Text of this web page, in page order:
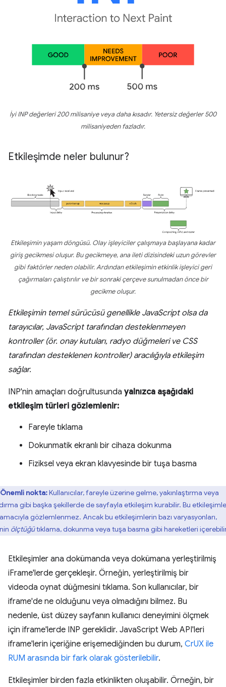
İyi INP değerleri 200 milisaniye veya daha kısadır. Yetersiz değerler 500
milisaniyeden fazladır.
Etkileşimde neler bulunur?
Etkileşimin yaşam döngüsü. Olay işleyiciler çalışmaya başlayana kadar
giriş gecikmesi oluşur. Bu gecikmeye, ana ileti dizisindeki uzun görevler
gibi faktörler neden olabilir. Ardından etkileşimin etkinlik işleyici geri
çağırmaları çalıştırılır ve bir sonraki çerçeve sunulmadan önce bir
gecikme oluşur.
Etkileşimin temel sürücüsü genellikle JavaScript olsa da
tarayıcılar, JavaScript tarafından desteklenmeyen
kontroller (ör. onay kutuları, radyo düğmeleri ve CSS
tarafından desteklenen kontroller) aracılığıyla etkileşim
sağlar.
INP'nin amaçları doğrultusunda yalnızca aşağıdaki
etkileşim türleri gözlemlenir:
Fareyle tıklama
Dokunmatik ekranlı bir cihaza dokunma
Fiziksel veya ekran klavyesinde bir tuşa basma
Önemli nokta:Kullanıcılar, fareyle üzerine gelme, yakınlaştırma veya
gibi başka şekillerde de sayfayla etkileşim kurabilir. Bu
gözlemlenmez. Ancak bu etkileşimlerin bazı varyasyonları,
ölçtüğütıklama, dokunma veya tuşa basma gibi hareketleri
Etkileşimler ana dokümanda veya dokümana yerleştirilmiş
iFrame'lerde gerçekleşir. Örneğin, yerleştirilmiş bir
videoda oynat düğmesini tıklama. Son kullanıcılar, bir
iframe'de ne olduğunu veya olmadığını bilmez. Bu
nedenle, üst düzey sayfanın kullanıcı deneyimini ölçmek
için iframe'lerde INP gereklidir. JavaScript Web API'leri
iframe'lerin içeriğine erişemediğinden bu durum, CrUX ile
RUM arasında bir fark olarak gösterilebilir.
Etkileşimler birden fazla etkinlikten oluşabilir. Örneğin, bir